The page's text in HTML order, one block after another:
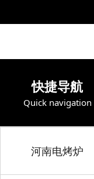
快捷导航
Quick navigation
河南电烤炉